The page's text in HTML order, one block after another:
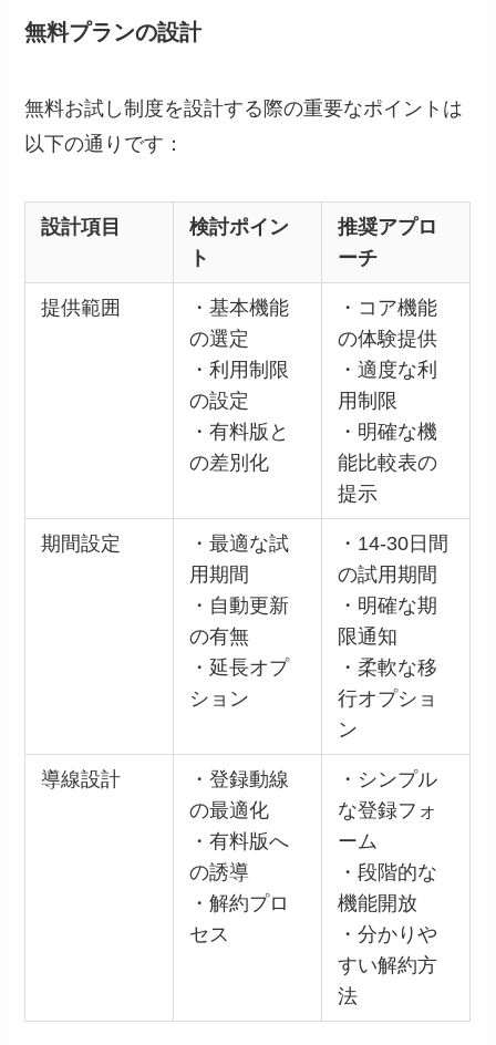
無料プランの設計
無料お試し制度を設計する際の重要なポイントは
以下の通りです：
設計項目
検討ポイン
ト
推奨アプロ
ーチ
提供範囲
・基本機能
の選定
・利用制限
の設定
・有料版と
の差別化
・コア機能
の体験提供
・適度な利
用制限
・明確な機
能比較表の
提示
期間設定
・最適な試
用期間
・自動更新
の有無
・延長オプ
ション
・14-30日間
の試用期間
・明確な期
限通知
・柔軟な移
行オプショ
ン
導線設計
・登録動線
の最適化
・有料版へ
の誘導
・解約プロ
セス
・シンプル
な登録フォ
ーム
・段階的な
機能開放
・分かりや
すい解約方
法